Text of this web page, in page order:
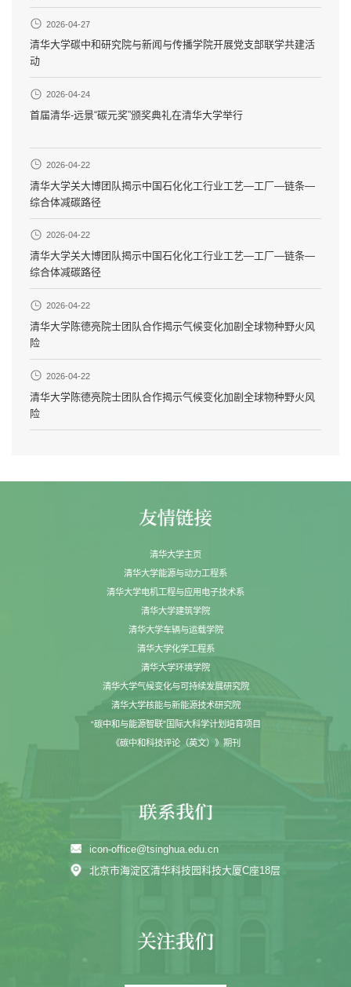
2026-04-27
清华大学碳中和研究院与新闻与传播学院开展党支部联学共建活
动
2026-04-24
首届清华-远景“碳元奖”颁奖典礼在清华大学举行
2026-04-22
清华大学关大博团队揭示中国石化化工行业工艺—工厂—链条—
综合体减碳路径
2026-04-22
清华大学关大博团队揭示中国石化化工行业工艺—工厂—链条—
综合体减碳路径
2026-04-22
清华大学陈德亮院士团队合作揭示气候变化加剧全球物种野火风
险
2026-04-22
清华大学陈德亮院士团队合作揭示气候变化加剧全球物种野火风
险
清华大学主页
清华大学能源与动力工程系
清华大学电机工程与应用电子技术系
清华大学建筑学院
清华大学车辆与运载学院
清华大学化学工程系
清华大学环境学院
清华大学气候变化与可持续发展研究院
清华大学核能与新能源技术研究院
“碳中和与能源智联”国际大科学计划培育项目
《碳中和科技评论（英文）》期刊
icon-office@tsinghua.edu.cn
北京市海淀区清华科技园科技大厦C座18层